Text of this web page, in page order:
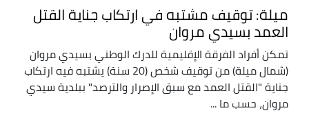
ميلة: توقيف مشتبه في ارتكاب جناية القتل
العمد بسيدي مروان
تمكن أفراد الفرقة الإقليمية للدرك الوطني بسيدي مروان
(شمال ميلة) من توقيف شخص (20 سنة) يشتبه فيه ارتكاب
جناية "القتل العمد مع سبق الإصرار والترصد" ببلدية سيدي
مروان، حسب ما ...